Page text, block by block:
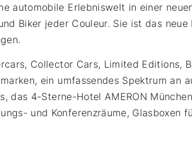
automobile Erlebniswelt in einer
Biker jeder Couleur. Sie ist das
Collector Cars, Limited Editions,
ein umfassendes Spektrum an
das 4-Sterne-Hotel AMERON
und Konferenzräume, Glasboxen